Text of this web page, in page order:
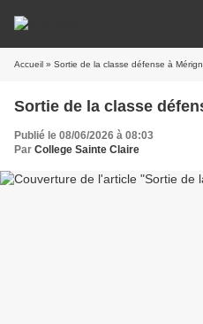
Accueil » Sortie de la classe défense à
Sortie de la classe
Publié le 08/06/2026 à 08:03
Par College Sainte Claire